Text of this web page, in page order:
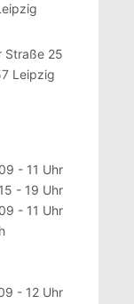
Straße 25
Leipzig
09 - 11 Uhr
15 - 19 Uhr
09 - 11 Uhr
- 12 Uhr